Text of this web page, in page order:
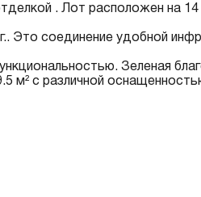
. Лот расположен на
Это соединение удобной
Зеленая
с различной